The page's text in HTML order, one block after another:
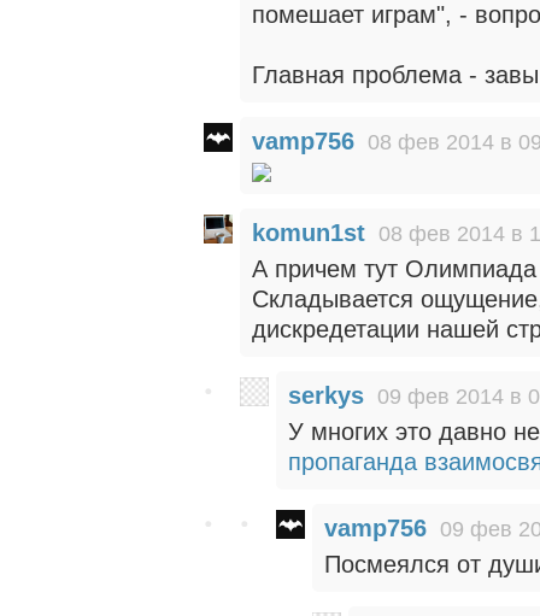
помешает играм", -
Главная проблема -
vamp756 08 фев 2014 в
komun1st 08 фев 2014 в
А причем тут
Складывается
дискредетации нашей
serkys 09 фев 2014 в
У многих это давно
пропаганда
vamp756 09 фев
Посмеялся от